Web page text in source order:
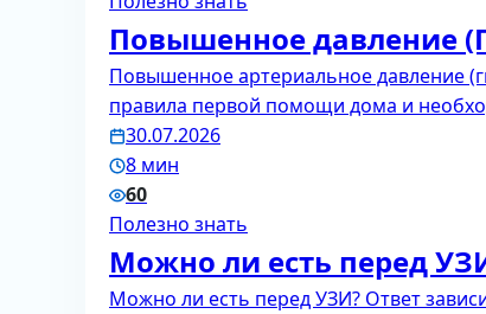
Повышенное давление
Повышенное артериальное давление
правила первой помощи дома и
30.07.2026
8 мин
60
Полезно знать
Можно ли есть перед
Можно ли есть перед УЗИ? Ответ